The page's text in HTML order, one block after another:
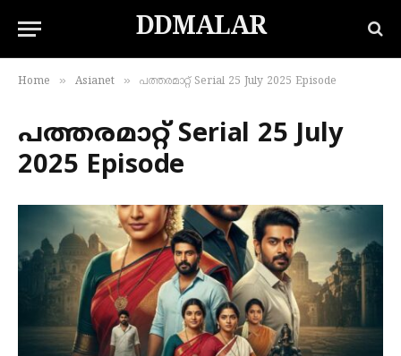
DDMALAR
Home » Asianet » പത്തരമാറ്റ് Serial 25 July 2025 Episode
പത്തരമാറ്റ് Serial 25 July
2025 Episode